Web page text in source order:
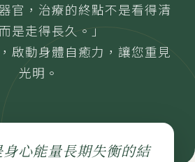
法官，治療的終點不是看得清
是走得長久。」
啟動身體自癒力，讓您重見
光明。
身心能量長期失衡的結